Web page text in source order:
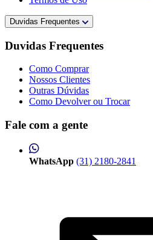
Duvidas Frequentes
Duvidas Frequentes
Como Comprar
Nossos Clientes
Outras Dúvidas
Como Devolver ou Trocar
Fale com a gente
WhatsApp (31) 2180-2841